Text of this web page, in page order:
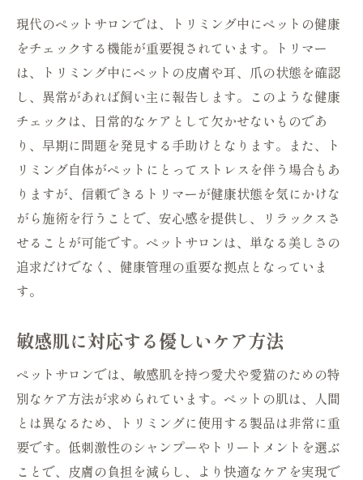
現代のペットサロンでは、トリミング中にペットの健康
をチェックする機能が重要視されています。トリマー
は、トリミング中にペットの皮膚や耳、爪の状態を確認
し、異常があれば飼い主に報告します。このような健康
チェックは、日常的なケアとして欠かせないものであ
り、早期に問題を発見する手助けとなります。また、ト
リミング自体がペットにとってストレスを伴う場合もあ
りますが、信頼できるトリマーが健康状態を気にかけな
がら施術を行うことで、安心感を提供し、リラックスさ
せることが可能です。ペットサロンは、単なる美しさの
追求だけでなく、健康管理の重要な拠点となっていま
す。
敏感肌に対応する優しいケア方法
ペットサロンでは、敏感肌を持つ愛犬や愛猫のための特
別なケア方法が求められています。ペットの肌は、人間
とは異なるため、トリミングに使用する製品は非常に重
要です。低刺激性のシャンプーやトリートメントを選ぶ
ことで、皮膚の負担を減らし、より快適なケアを実現で